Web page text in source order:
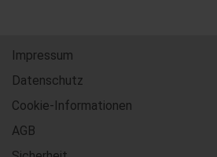
Impressum
Datenschutz
Cookie-Informationen
AGB